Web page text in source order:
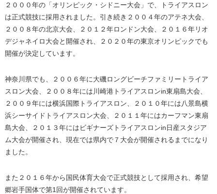
２０００年の「オリンピック・シドニー大会」で、トライアスロン
は正式競技に採用されました。引き続き２００４年のアテネ大会、
２００８年の北京大会、２０１２年ロンドン大会、２０１６年リオ
デジャネイロ大会と開催され、２０２０年の東京オリンピックでも
開催が決定しています。
神奈川県でも、２００６年に大磯ロングビーチファミリートライア
スロン大会、２００８年には川崎港トライアスロンin東扇島大会、
２００９年には横浜国際トライアスロン、２０１０年には八景島横
浜シーサイドトライアスロン大会、２０１１年にはカーフマン東扇
島大会、２０１３年にはビギナーズトライアスロンin日産スタジア
ム大会が開催され、現在では県内で７大会が開催されるまでになり
ました。
また２０１６年から国民体育大会で正式競技として採用され、希望
郷岩手国体で第1回が開催されています。